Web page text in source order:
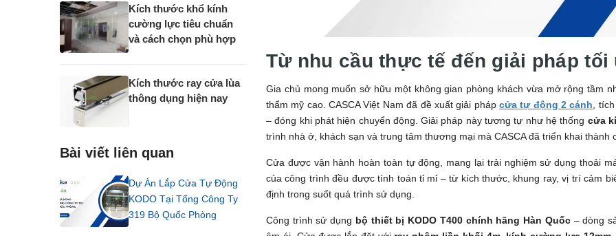
Từ nhu cầu thực tế đến giải pháp tối
Gia chủ mong muốn sở hữu một không gian phòng khách vừa mở rộng tầm
thẩm mỹ cao. CASCA Việt Nam đã đề xuất giải pháp cửa tự động 2 cánh,
– đóng khi phát hiện chuyển động. Giải pháp này tương tự như hệ thống cửa
trình nhà ở, khách sạn và trung tâm thương mại mà CASCA đã triển khai thành
Cửa được vận hành hoàn toàn tự động, mang lại trải nghiệm sử dụng thoải
của công trình đều được tính toán tỉ mỉ – từ kích thước, khung ray, vị trí cảm
định trong suốt quá trình sử dụng.
Công trình sử dụng bộ thiết bị KODO T400 chính hãng Hàn Quốc– dòng
Kích thước khổ kính
cường lực tiêu chuẩn
và cách chọn phù hợp
Kích thước ray cửa lùa
thông dụng hiện nay
Bài viết liên quan
Dự Án Lắp Cửa Tự Động
KODO Tại Tổng Công Ty
319 Bộ Quốc Phòng